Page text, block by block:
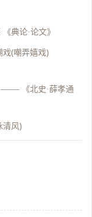
《典论·论文》
(嘲弄嬉戏)
——
《北史·薛孝通
清风)